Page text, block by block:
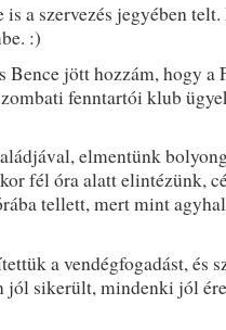
is a szervezés jegyében
:)
Bence jött hozzám, hogy a
fenntartói klub
elmentünk
fél óra alatt elintézünk,
tellett, mert mint
a vendégfogadást, és
jól sikerült, mindenki jól